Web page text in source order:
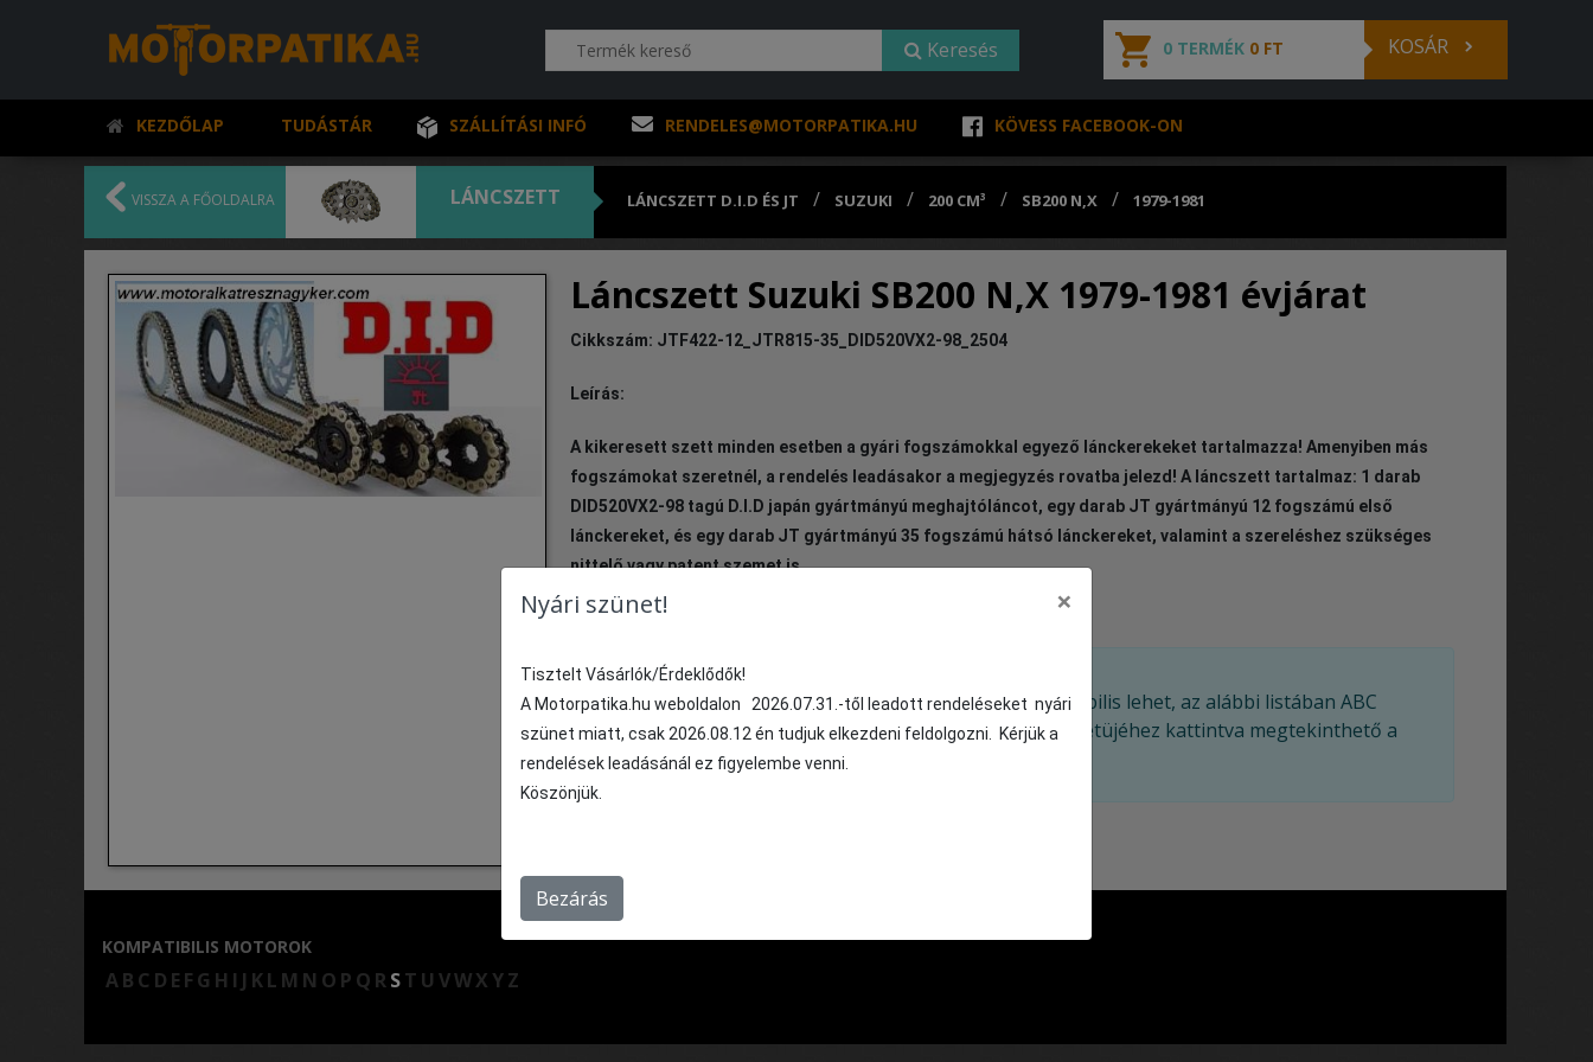
Keresés 0 TERMÉK 0 FT KOSÁR
KEZDŐLAP TUDÁSTÁR SZÁLLÍTÁSI INFÓ RENDELES@MOTORPATIKA.HU KÖVESS FACEBOOK-ON
VISSZA A FŐOLDALRA LÁNCSZETT LÁNCSZETT D.I.D ÉS JT / SUZUKI / 200 CM³ / SB200 N,X / 1979-1981
Láncszett Suzuki SB200 N,X 1979-1981 évjárat
Cikkszám: JTF422-12_JTR815-35_DID520VX2-98_2504
Leírás:
A kikeresett szett minden esetben a gyári fogszámokkal egyező lánckerekeket tartalmazza! Amenyiben más
fogszámokat szeretnél, a rendelés leadásakor a megjegyzés rovatba jelezd! A láncszett tartalmaz: 1 darab
DID520VX2-98 tagú D.I.D japán gyártmányú meghajtóláncot, egy darab JT gyártmányú 12 fogszámú első
lánckereket, és egy darab JT gyártmányú 35 fogszámú hátsó lánckereket, valamint a szereléshez szükséges
nittelő vagy patent szemet is.
Figyelem ez a termék többféle motorral is kompatibilis lehet, az alábbi listában ABC
szerint rendezve ellenőrizhető. A motor márka kezdőbetüjéhez kattintva megtekinthető a
kompatibilis motorok listája.
KOMPATIBILIS MOTOROK
AB C D E F G H I J KL M N O P Q RST U VWX YZ
Nyári szünet! ×
Tisztelt Vásárlók/Érdeklődők!
A Motorpatika.hu weboldalon 2026.07.31.-től leadott rendeléseket nyári
szünet miatt, csak 2026.08.12 én tudjuk elkezdeni feldolgozni. Kérjük a
rendelések leadásánál ez figyelembe venni.
Köszönjük.
Bezárás